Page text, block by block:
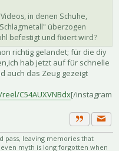
in denen Schuhe,
überzogen
befestigt und fixiert wird?
richtig gelandet; für die diy
hab jetzt auf für schnelle
auch das Zeug gezeigt
C54AUXVNBdx[/instagram
Zitat
pass, leaving memories that
myth is long forgotten when